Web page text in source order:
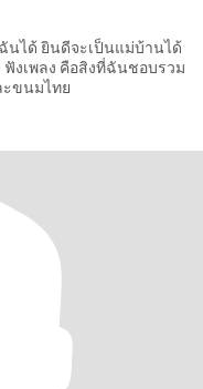
บ้านได้
ขนมไทย